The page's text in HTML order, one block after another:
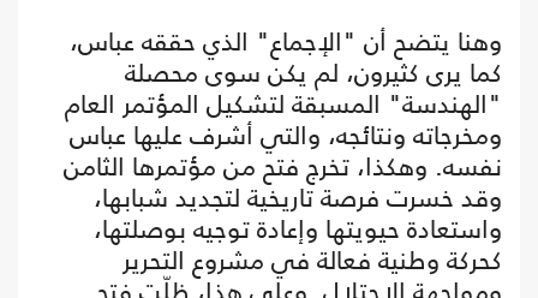
وهنا يتضح أن "الإجماع" الذي حققه عباس،
كما يرى كثيرون، لم يكن سوى محصلة
"الهندسة" المسبقة لتشكيل المؤتمر العام
ومخرجاته ونتائجه، والتي أشرف عليها عباس
نفسه. وهكذا، تخرج فتح من مؤتمرها الثامن
وقد خسرت فرصة تاريخية لتجديد شبابها،
واستعادة حيويتها وإعادة توجيه بوصلتها،
كحركة وطنية فعالة في مشروع التحرير